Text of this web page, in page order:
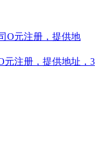
元注册，提供地址，3